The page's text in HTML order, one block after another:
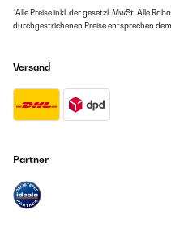
*Alle Preise inkl. der gesetzl. MwSt. Alle
durchgestrichenen Preise entsprechen
Versand
Partner